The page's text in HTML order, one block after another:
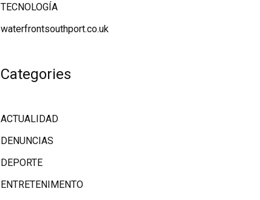
TECNOLOGÍA
waterfrontsouthport.co.uk
Categories
ACTUALIDAD
DENUNCIAS
DEPORTE
ENTRETENIMENTO